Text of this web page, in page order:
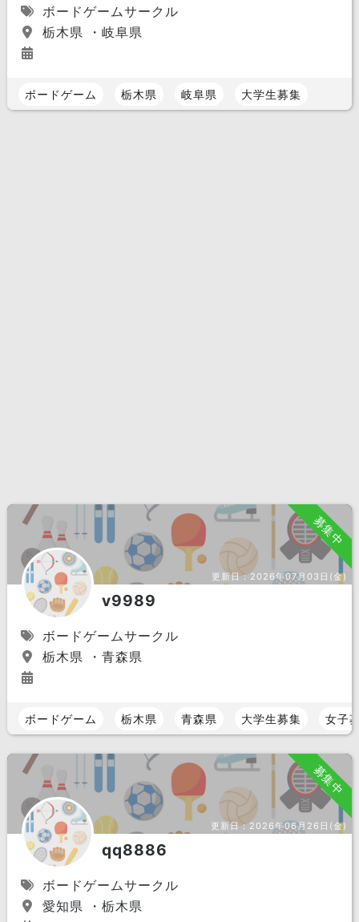
ボードゲームサークル
栃木県 ・岐阜県
ボードゲーム 栃木県 岐阜県 大学生募集
募集中
更新日：2026年07月03日(金)
v9989
ボードゲームサークル
栃木県 ・青森県
ボードゲーム 栃木県 青森県 大学生募集 女子
募集中
更新日：2026年06月26日(金)
qq8886
ボードゲームサークル
愛知県 ・栃木県